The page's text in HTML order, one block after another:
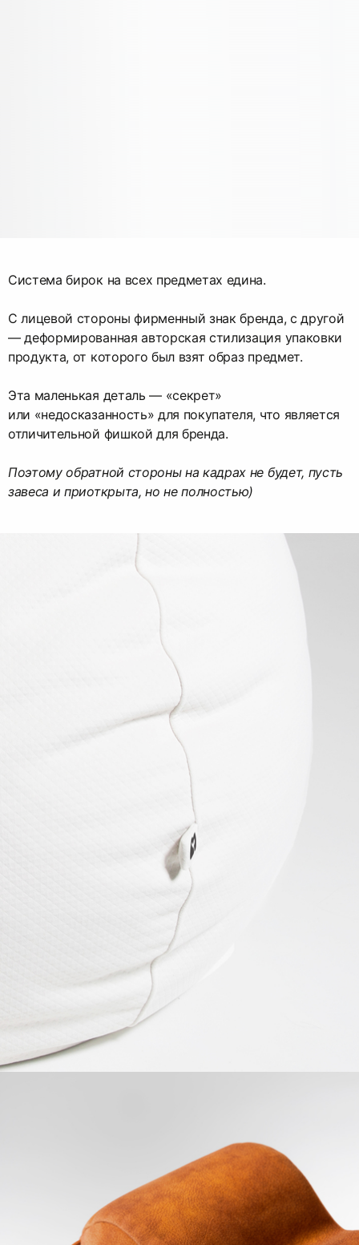
Система бирок на всех предметах едина.
С лицевой стороны фирменный знак бренда, с другой
— деформированная авторская стилизация упаковки
продукта, от которого был взят образ предмет.
Эта маленькая деталь — «секрет»
или «недосказанность» для покупателя, что является
отличительной фишкой для бренда.
Поэтому обратной стороны на кадрах не будет, пусть
завеса и приоткрыта, но не полностью)